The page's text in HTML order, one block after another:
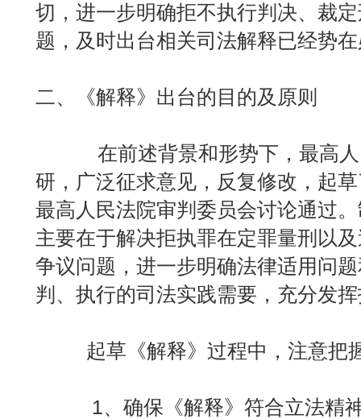
切，进一步明确拒不执行判决、裁
题，及时出台相关司法解释已经势
二、《解释》出台的目的及原则
在前述背景和形势下，最高人
研，广泛征求意见，反复修改，起
最高人民法院审判委员会讨论通过
主要在于解决拒执罪在定罪量刑以
争议问题，进一步明确法律适用问
判、执行的司法实践需要，充分发
起草《解释》过程中，注意把
1、确保《解释》符合立法精神